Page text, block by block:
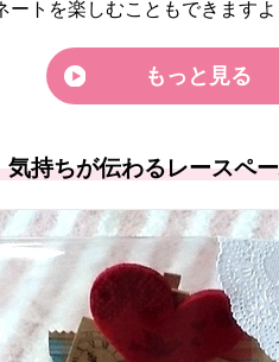
トを楽しむこともできますよ
もっと見る
持ちが伝わるレースペ